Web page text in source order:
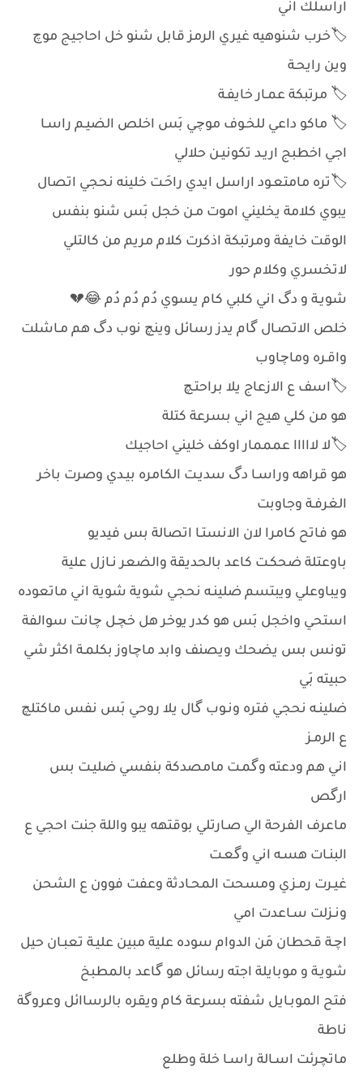
اراسلك اني
🏷️خرب شنوهيه غيري الرمز قابل شنو خل احاجيج موچ
وين رايحـة
🏷️ مرتبكة عمـار خايفـة
🏷️ ماكو داعي للخـوف موچي بَس اخلص الضيـم راسـا
اجي اخطبج اريـد تكونيـن حلالي
🏷️تره مامتعـود اراسل ايدي راحَـت خلينه نحجي اتصال
يبوي كلامة يخليني اموت مـن خجل بَس شنو بنفس
الوقت خايفة ومرتبكة اذكرت كلام مريم من كالتلي
لاتخسري وكلام حور
شويـة و دگ اني كلبي كام يسوي دُم دُم دُم 😂💔
خلص الاتصـال گام يدز رسائل وينچ نوب دگ هم مـاشلت
واقـره وماچاوب
🏷️اسف ع الازعاج يلا براحتـچ
هو من كلي هيج اني بسرعة كتلة
🏷️لا لااااا عمممار اوكف خليني احاجيك
هو قراهه وراسـا دگ سديـت الكامره بيـدي وصرت باخر
الغرفـة وجاوبت
هو فاتح كامرا لان الانستـا اتصالة بس فيديو
باوعتلة ضحكـت كاعد بالحديقة والضعر نـازل علية
ويباوعلي ويبتسم ضلينـه نحجي شوية شوية اني ماتعوده
استحي واخجل بَس هو كدر يوخر هل خچـل چانت سوالفة
تونس بس يضحك ويصنف وابد ماچاوز بكلمـة اكثر شي
حبيته بَي
ضلينـه نحجي فتره ونـوب گال يلا روحي بَس نفس ماكتلچ
ع الرمـز
اني هم ودعته وگمـت مامصدكة بنفسي ضليـت بس
ارگص
ماعرف الفرحة الي صـارتلي بوقتهه يبو واللة جنت احجي ع
البنـات هسـه اني وگعـت
غيـرت رمـزي ومسحت المحـادثة وعفت فوون ع الشحن
ونـزلت سـاعدت امي
اچـة قحطان مَن الدوام سوده علية مبين عليـة تعبـان حيل
شويـة و موبايلة اجته رسائل هو گاعد بالمطبخ
فتح الموبـايل شفته بسرعة كام ويقره بالرساائل وعروگة
ناطة
ماتچرئت اسـالة راسـا خلة وطلع